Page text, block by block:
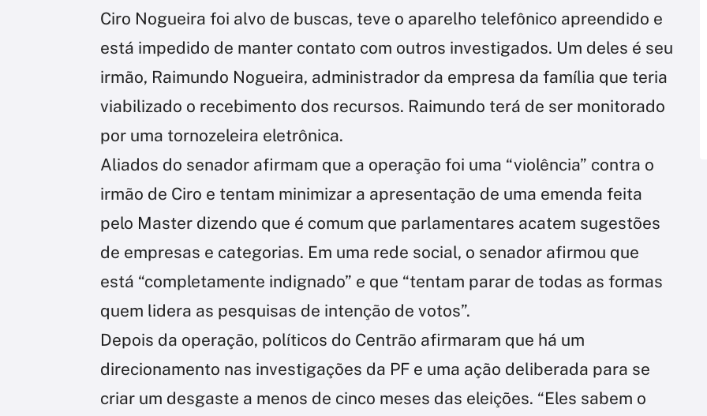
Ciro Nogueira foi alvo de buscas, teve o aparelho telefônico apreendido e
está impedido de manter contato com outros investigados. Um deles é seu
irmão, Raimundo Nogueira, administrador da empresa da família que teria
viabilizado o recebimento dos recursos. Raimundo terá de ser monitorado
por uma tornozeleira eletrônica.
Aliados do senador afirmam que a operação foi uma “violência” contra o
irmão de Ciro e tentam minimizar a apresentação de uma emenda feita
pelo Master dizendo que é comum que parlamentares acatem sugestões
de empresas e categorias. Em uma rede social, o senador afirmou que
está “completamente indignado” e que “tentam parar de todas as formas
quem lidera as pesquisas de intenção de votos”.
Depois da operação, políticos do Centrão afirmaram que há um
direcionamento nas investigações da PF e uma ação deliberada para se
criar um desgaste a menos de cinco meses das eleições. “Eles sabem o